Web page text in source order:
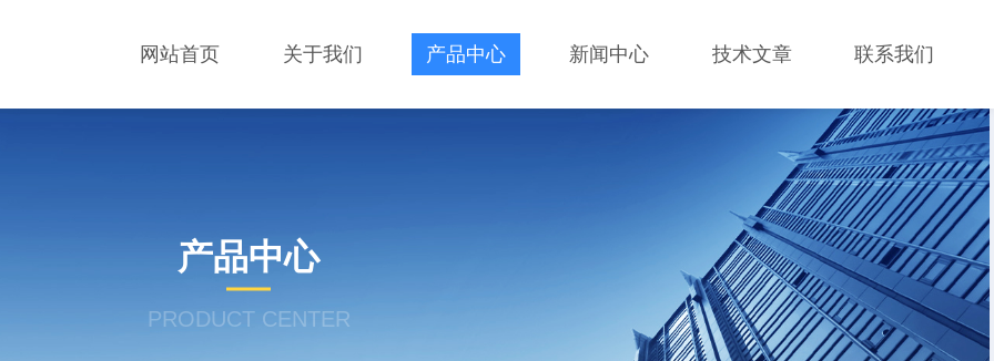
网站首页 关于我们 产品中心 新闻中心 技术文章 联系我们
产品中心
PRODUCT CENTER